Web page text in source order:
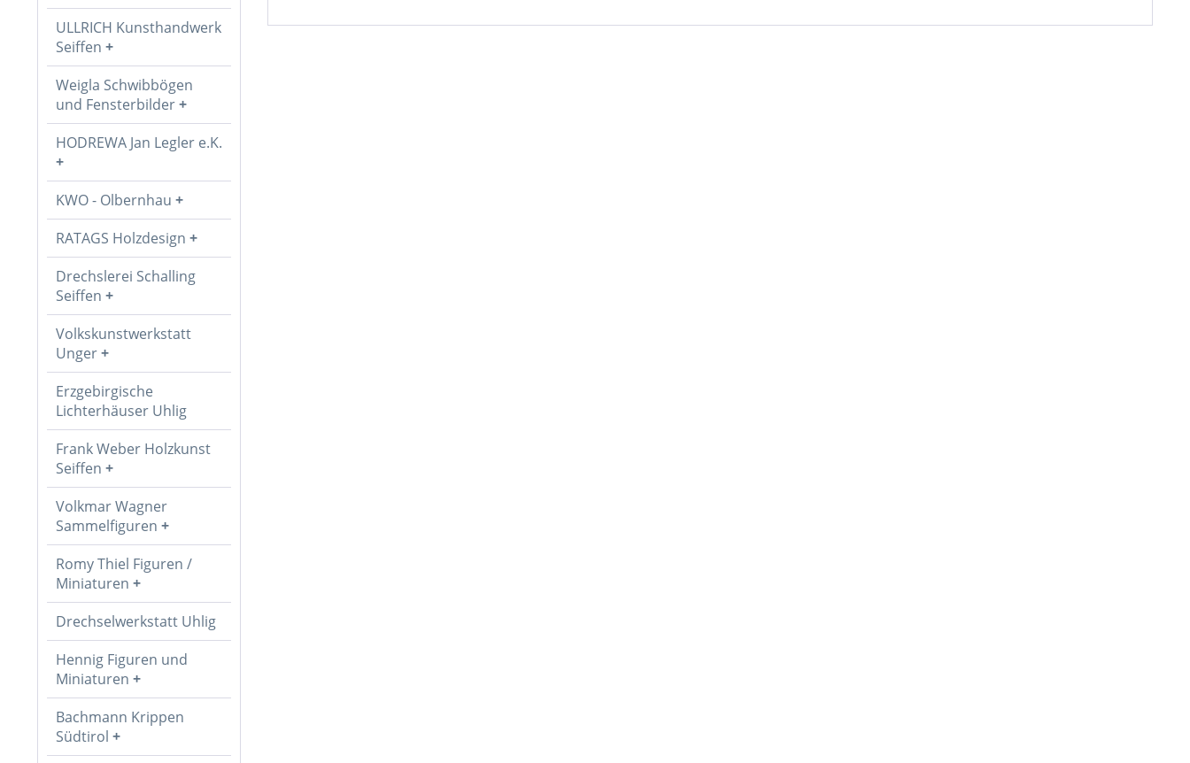
ULLRICH Kunsthandwerk
Seiffen
Weigla Schwibbögen
und Fensterbilder
HODREWA Jan Legler e.K.
KWO - Olbernhau
RATAGS Holzdesign
Drechslerei Schalling
Seiffen
Volkskunstwerkstatt
Unger
Erzgebirgische
Lichterhäuser Uhlig
Frank Weber Holzkunst
Seiffen
Volkmar Wagner
Sammelfiguren
Romy Thiel Figuren /
Miniaturen
Drechselwerkstatt Uhlig
Hennig Figuren und
Miniaturen
Bachmann Krippen
Südtirol